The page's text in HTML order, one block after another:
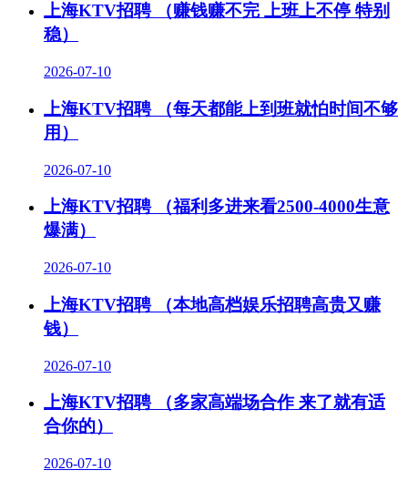
上海KTV招聘 （赚钱赚不完 上班上不停 特别
稳）
2026-07-10
上海KTV招聘 （每天都能上到班就怕时间不够
用）
2026-07-10
上海KTV招聘 （福利多进来看2500-4000生意
爆满）
2026-07-10
上海KTV招聘 （本地高档娱乐招聘高贵又赚
钱）
2026-07-10
上海KTV招聘 （多家高端场合作 来了就有适
合你的）
2026-07-10